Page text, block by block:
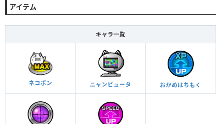
アイテム
キャラ一覧
ネコボン ニャンピュータ おかめはちもく